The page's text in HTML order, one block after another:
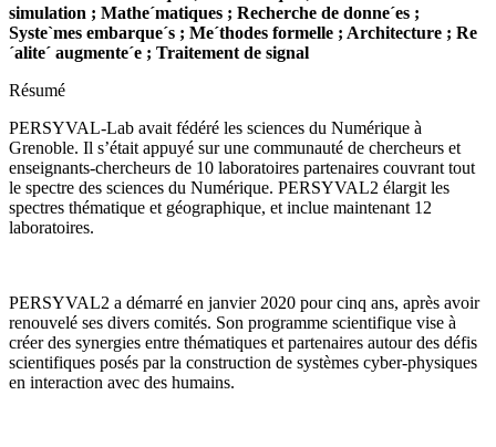
simulation ; Mathe´matiques ; Recherche de donne´es ;
Syste`mes embarque´s ; Me´thodes formelle ; Architecture ; Re
´alite´ augmente´e ; Traitement de signal
Résumé
PERSYVAL-Lab avait fédéré les sciences du Numérique à
Grenoble. Il s’était appuyé sur une communauté de chercheurs et
enseignants-chercheurs de 10 laboratoires partenaires couvrant tout
le spectre des sciences du Numérique. PERSYVAL2 élargit les
spectres thématique et géographique, et inclue maintenant 12
laboratoires.
PERSYVAL2 a démarré en janvier 2020 pour cinq ans, après avoir
renouvelé ses divers comités. Son programme scientifique vise à
créer des synergies entre thématiques et partenaires autour des défis
scientifiques posés par la construction de systèmes cyber-physiques
en interaction avec des humains.